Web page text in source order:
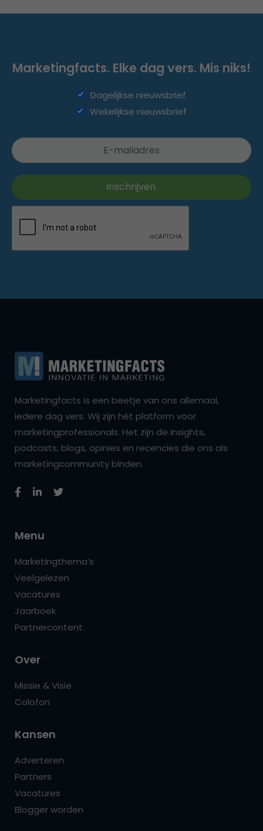
Marketingfacts. Elke dag vers. Mis niks!
Dagelijkse nieuwsbrief
Wekelijkse nieuwsbrief
Marketingfacts is een beetje van ons allemaal,
iedere dag vers. Wij zijn hét platform voor
marketingprofessionals. Het zijn de insights,
podcasts, blogs, opinies en recencies die ons als
marketingcommunity binden.
Menu
Marketingthema’s
Veelgelezen
Vacatures
Jaarboek
Partnercontent
Over
Missie & Visie
Colofon
Kansen
Adverteren
Partners
Vacatures
Blogger worden